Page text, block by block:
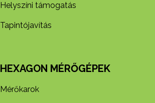
Helyszíni támogatás
Tapintójavítás
HEXAGON MÉRŐGÉPEK
Mérőkarok